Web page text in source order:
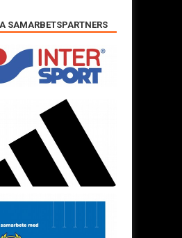
SAMARBETSPARTNERS